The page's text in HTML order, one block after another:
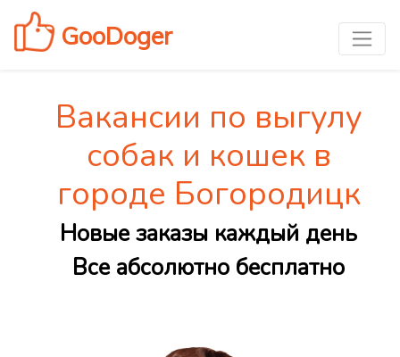
GooDoger
Вакансии по выгулу
собак и кошек в
городе Богородицк
Новые заказы каждый день
Все абсолютно бесплатно